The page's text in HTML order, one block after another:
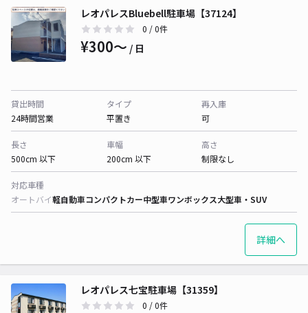
レオパレスBluebell駐車場【37124】
0 / 0件
¥300〜 / 日
貸出時間
24時間営業
タイプ
平置き
再入庫
可
長さ
500cm 以下
車幅
200cm 以下
高さ
制限なし
対応車種
オートバイ軽自動車コンパクトカー中型車ワンボックス大型車・SUV
詳細へ
レオパレス七宝駐車場【31359】
0 / 0件